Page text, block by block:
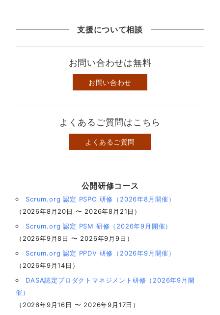
支援について相談
お問い合わせは無料
お問い合わせ
よくあるご質問はこちら
よくあるご質問
公開研修コース
Scrum.org 認定 PSPO 研修（2026年8月開催）
（2026年8月20日 〜 2026年8月21日）
Scrum.org 認定 PSM 研修（2026年9月開催）
（2026年9月8日 〜 2026年9月9日）
Scrum.org 認定 PPDV 研修（2026年9月開催）
（2026年9月14日）
DASA認定プロダクトマネジメント研修（2026年9月開
催）
（2026年9月16日 〜 2026年9月17日）